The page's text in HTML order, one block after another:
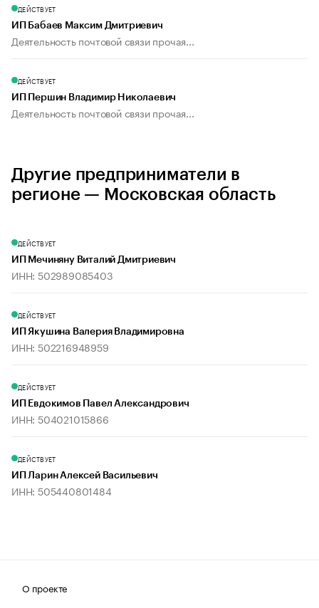
ДЕЙСТВУЕТ
ИП Бабаев Максим Дмитриевич
Деятельность почтовой связи прочая...
ДЕЙСТВУЕТ
ИП Першин Владимир Николаевич
Деятельность почтовой связи прочая...
Другие предприниматели в
регионе — Московская область
ДЕЙСТВУЕТ
ИП Мечиняну Виталий Дмитриевич
ИНН: 502989085403
ДЕЙСТВУЕТ
ИП Якушина Валерия Владимировна
ИНН: 502216948959
ДЕЙСТВУЕТ
ИП Евдокимов Павел Александрович
ИНН: 504021015866
ДЕЙСТВУЕТ
ИП Ларин Алексей Васильевич
ИНН: 505440801484
О проекте